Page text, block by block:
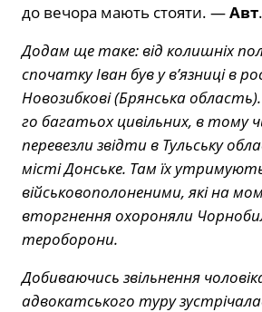
до вечора мають стояти. —Авт
Додам ще таке: від колишніх
спочатку Іван був у в’язниці в
Новозибкові (Брянська
го багатьох цивільних, в тому
перевезли звідти в Тульську
місті Донське. Там їх
військовополоненими, які на
вторгнення охороняли
тероборони.
Добиваючись звільнення
адвокатського туру